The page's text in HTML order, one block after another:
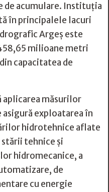
de acumulare. Instituția
în principalele lacuri
Argeș este
milioane metri
capacitatea de
aplicarea măsurilor
exploatarea în
hidrotehnice aflate
tehnice și
hidromecanice, a
de
cu energie